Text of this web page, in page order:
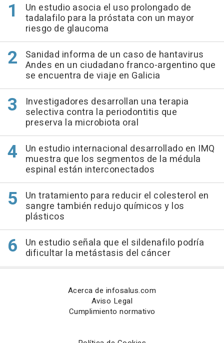
Un estudio asocia el uso prolongado de
tadalafilo para la próstata con un mayor
riesgo de glaucoma
Sanidad informa de un caso de hantavirus
Andes en un ciudadano franco-argentino que
se encuentra de viaje en Galicia
Investigadores desarrollan una terapia
selectiva contra la periodontitis que
preserva la microbiota oral
Un estudio internacional desarrollado en IMQ
muestra que los segmentos de la médula
espinal están interconectados
Un tratamiento para reducir el colesterol en
sangre también redujo químicos y los
plásticos
Un estudio señala que el sildenafilo podría
dificultar la metástasis del cáncer
Acerca de infosalus.com
Aviso Legal
Cumplimiento normativo